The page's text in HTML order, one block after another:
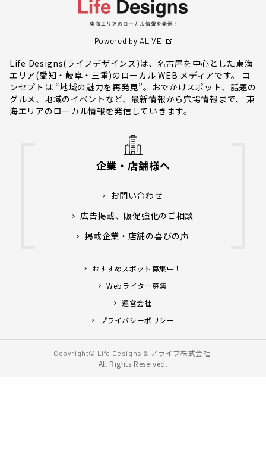
Powered by ALIVE
Life Designs(ライフデザインズ)は、名古屋を中心とした東海
エリア(愛知・岐阜・三重)のローカル WEB メディアです。 コ
ンセプトは “地域の魅力を再発見”。おでかけスポット、話題の
グルメ、地域のイベントなど、最新情報から穴場情報まで、 東
海エリアのローカル情報を発信していきます。
企業・店舗様へ
お問い合わせ
広告掲載、販促強化のご相談
掲載企業・店舗の喜びの声
おすすめスポット募集中！
Webライター募集
運営会社
プライバシーポリシー
Copyright© Life Designs & アライブ株式会社.
All Rights Reserved.